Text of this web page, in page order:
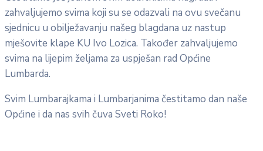
zahvaljujemo svima koji su se odazvali na ovu svečanu
sjednicu u obilježavanju našeg blagdana uz nastup
mješovite klape KU Ivo Lozica. Također zahvaljujemo
svima na lijepim željama za uspješan rad Općine
Lumbarda.
Svim Lumbarajkama i Lumbarjanima čestitamo dan naše
Općine i da nas svih čuva Sveti Roko!